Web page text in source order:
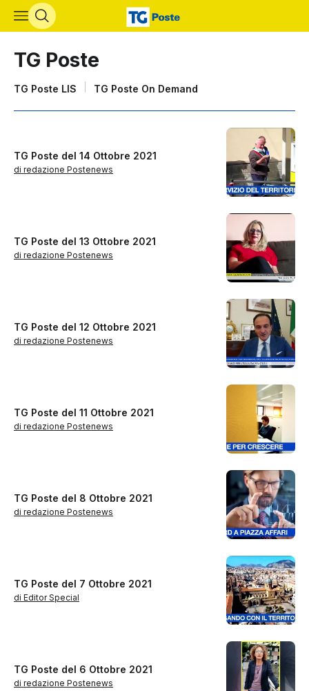
Vai al contenuto principale
TG Poste
Lista sottosezioni di TG Poste
TG Poste LIS TG Poste On Demand
TG Poste del 14 Ottobre 2021
di redazione Postenews
TG Poste del 13 Ottobre 2021
di redazione Postenews
TG Poste del 12 Ottobre 2021
di redazione Postenews
TG Poste del 11 Ottobre 2021
di redazione Postenews
TG Poste del 8 Ottobre 2021
di redazione Postenews
TG Poste del 7 Ottobre 2021
di Editor Special
TG Poste del 6 Ottobre 2021
di redazione Postenews